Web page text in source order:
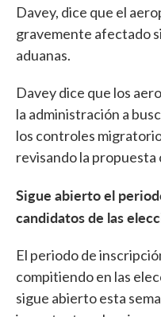
Davey, dice que el
gravemente afectado
aduanas.
Davey dice que los
la administración a
los controles
revisando la propuesta
Sigue abierto el
candidatos de las
El periodo de
compitiendo en las
sigue abierto esta